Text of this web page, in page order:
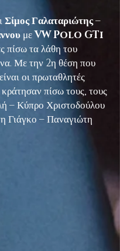
Σίμος Γαλαταριώτης –
μεVW Polo GTi
πίσω τα λάθη του
Με την 2η θέση που
οι πρωταθλητές
πίσω τους, τους
– Κύπρο Χριστοδούλου
Γιάγκο – Παναγιώτη